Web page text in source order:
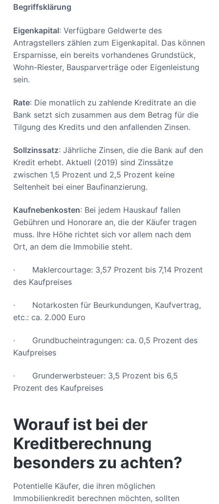
Begriffsklärung
Eigenkapital: Verfügbare Geldwerte des
Antragstellers zählen zum Eigenkapital. Das können
Ersparnisse, ein bereits vorhandenes Grundstück,
Wohn-Riester, Bausparverträge oder Eigenleistung
sein.
Rate: Die monatlich zu zahlende Kreditrate an die
Bank setzt sich zusammen aus dem Betrag für die
Tilgung des Kredits und den anfallenden Zinsen.
Sollzinssatz: Jährliche Zinsen, die die Bank auf den
Kredit erhebt. Aktuell (2019) sind Zinssätze
zwischen 1,5 Prozent und 2,5 Prozent keine
Seltenheit bei einer Baufinanzierung.
Kaufnebenkosten: Bei jedem Hauskauf fallen
Gebühren und Honorare an, die der Käufer tragen
muss. Ihre Höhe richtet sich vor allem nach dem
Ort, an dem die Immobilie steht.
· Maklercourtage: 3,57 Prozent bis 7,14 Prozent
des Kaufpreises
· Notarkosten für Beurkundungen, Kaufvertrag,
etc.: ca. 2.000 Euro
· Grundbucheintragungen: ca. 0,5 Prozent des
Kaufpreises
· Grunderwerbsteuer: 3,5 Prozent bis 6,5
Prozent des Kaufpreises
Worauf ist bei der
Kreditberechnung
besonders zu achten?
Potentielle Käufer, die ihren möglichen
Immobilienkredit berechnen möchten, sollten